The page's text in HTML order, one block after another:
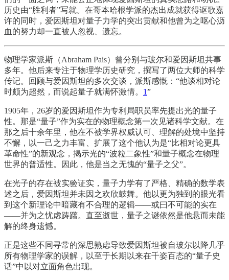
历史由“胜利者”写就。在哥本哈根学派的杰出成就获得讴歌嘉
许的同时，爱因斯坦对量子力学的突出贡献和他曾为之呕心沥
血的努力却一直被人忽视、遗忘。
物理学家派斯（Abraham Pais）曾分别与玻尔和爱因斯坦共事
多年。他后来专注于物理学历史研究，撰写了两位大师的科学
传记。回顾与爱因斯坦的多次交谈，派斯感慨：“他谈相对论
时颇为超然，而说起量子就满怀激情。 1”
1905年，26岁的爱因斯坦作为专利局职员率先提出光的量子
性。那是“量子”作为实在的物理概念第一次见诸科学文献。在
那之后十余年里，他在不被学界权威认可、理解的处境中坚持
不懈，以一己之力丰富、扩展了这个他认为是“比相对论更具
革命性”的新观念，揭示光的“波粒二象性”和量子概念在物理
世界的普适性。因此，他是当之无愧的“量子之父”。
在光子的存在被实验证实，量子力学有了严格、精确的数学表
述之后，爱因斯坦并未因之欢欣鼓舞。他以更为独到的眼光看
到这个新理论中暗藏有不合理的逻辑——或曰不可能的实在
——并为之忧虑踌躇。直至逝世，量子之谜依然是他悬而未能
解的终身遗憾。
正是这些不同寻常的深思熟虑导致爱因斯坦被自玻尔以降几乎
所有物理学家的误解，以至于长期以来在千姿百态的“量子史
话”中以对立面角色出现。